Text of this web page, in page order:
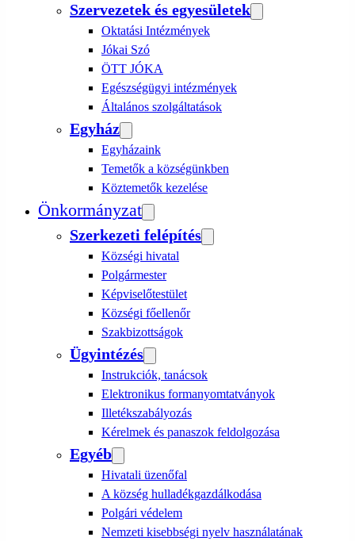
Szervezetek és egyesületek
Oktatási Intézmények
Jókai Szó
ÖTT JÓKA
Egészségügyi intézmények
Általános szolgáltatások
Egyház
Egyházaink
Temetők a községünkben
Köztemetők kezelése
Önkormányzat
Szerkezeti felépítés
Községi hivatal
Polgármester
Képviselőtestület
Községi főellenőr
Szakbizottságok
Ügyintézés
Instrukciók, tanácsok
Elektronikus formanyomtatványok
Illetékszabályozás
Kérelmek és panaszok feldolgozása
Egyéb
Hivatali üzenőfal
A község hulladékgazdálkodása
Polgári védelem
Nemzeti kisebbségi nyelv használatának